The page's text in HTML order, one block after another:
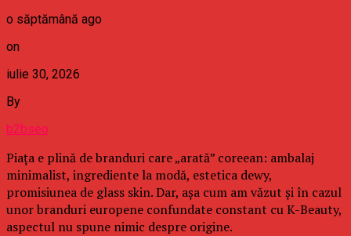
o săptămână ago
on
iulie 30, 2026
By
b2bseo
Piața e plină de branduri care „arată” coreean: ambalaj
minimalist, ingrediente la modă, estetica dewy,
promisiunea de glass skin. Dar, așa cum am văzut și în cazul
unor branduri europene confundate constant cu K-Beauty,
aspectul nu spune nimic despre origine.